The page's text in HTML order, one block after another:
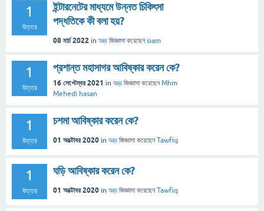
1
উত্তর
ইন্টারনেটের মাধ্যমে উন্নত চিকিৎসা
পদ্ধতিকে কী বলা হয়?
08 মার্চ 2022 in যন্ত্র জিজ্ঞাসা করেছেনsiam
1
উত্তর
প্রশান্ত মহাসাগর আবিষ্কার করেন কে?
16 সেপ্টেম্বর 2021 in যন্ত্র জিজ্ঞাসা করেছেনMhm
Mehedi hasan
1
উত্তর
চশমা আবিষ্কার করেন কে?
01 অক্টোবর 2020 in যন্ত্র জিজ্ঞাসা করেছেনTawfiq
1
উত্তর
ঘড়ি আবিষ্কার করেন কে?
01 অক্টোবর 2020 in যন্ত্র জিজ্ঞাসা করেছেনTawfiq